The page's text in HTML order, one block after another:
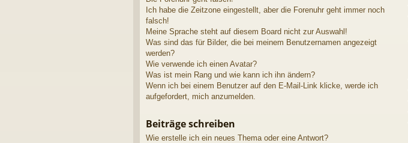
Ich habe die Zeitzone eingestellt, aber die Forenuhr geht immer noch
falsch!
Meine Sprache steht auf diesem Board nicht zur Auswahl!
Was sind das für Bilder, die bei meinem Benutzernamen angezeigt
werden?
Wie verwende ich einen Avatar?
Was ist mein Rang und wie kann ich ihn ändern?
Wenn ich bei einem Benutzer auf den E-Mail-Link klicke, werde ich
aufgefordert, mich anzumelden.
Beiträge schreiben
Wie erstelle ich ein neues Thema oder eine Antwort?